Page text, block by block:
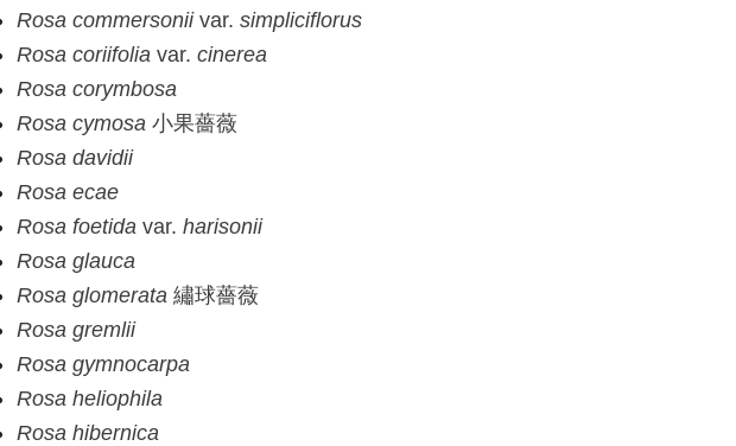
Rosa commersoniivar. simpliciflorus
Rosa coriifoliavar. cinerea
Rosa corymbosa
Rosa cymosa 小果薔薇
Rosa davidii
Rosa ecae
Rosa foetidavar. harisonii
Rosa glauca
Rosa glomerata 繡球薔薇
Rosa gremlii
Rosa gymnocarpa
Rosa heliophila
Rosa hibernica